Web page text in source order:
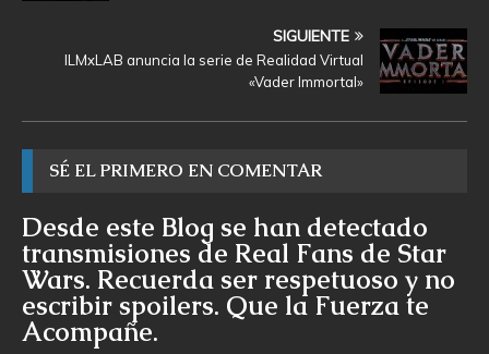
SIGUIENTE
ILMxLAB anuncia la serie de Realidad Virtual
«Vader Immortal»
SÉ EL PRIMERO EN COMENTAR
Desde este Blog se han detectado
transmisiones de Real Fans de Star
Wars. Recuerda ser respetuoso y no
escribir spoilers. Que la Fuerza te
Acompañe.